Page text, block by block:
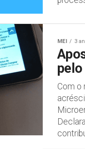
MEI 3
pelo
Com o